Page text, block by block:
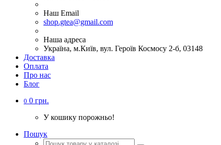
Наш Еmail
shop.gtea@gmail.com
Наша адреса
Україна, м.Київ, вул. Героїв Космосу 2-б, 03148
Доставка
Оплата
Про нас
Блог
0 0 грн.
У кошику порожньо!
Пошук